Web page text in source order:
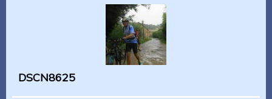
DSCN8625